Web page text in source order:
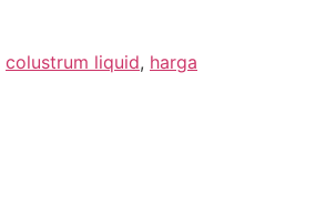
colustrum liquid, harga